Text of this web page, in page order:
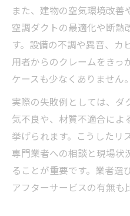
また、建物の空気環境改善
空調ダクトの最適化や断熱
す。設備の不調や異音、カ
用者からのクレームをきっ
ケースも少なくありません。
実際の失敗例としては、ダ
気不良や、材質不適合によ
挙げられます。こうしたリ
専門業者への相談と現場状
ることが重要です。業者選
アフターサービスの有無も